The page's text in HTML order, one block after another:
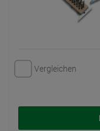
Vergleichen